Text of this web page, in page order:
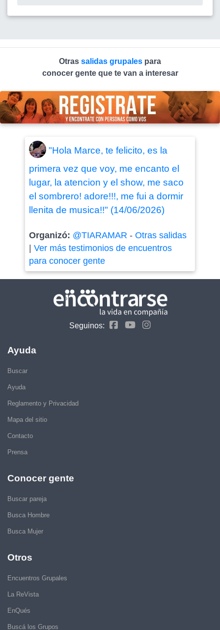
Otras salidas grupales para
conocer gente que te van a interesar
"Hola Marce, te felicito, es la
primera vez que voy, me encanto el
lugar, la atencion y el show, me saco
el sombrero! adore!!!, me fui a dormir
llenita de musica!!" (14/06/2026)
Organizó: @TIARAMAR - Otras salidas
| Ver más testimonios de encuentros
para conocer gente
Seguinos:
Ayuda
Buscar
Ayuda
Reglamento y Privacidad
Mapa del sitio
Contacto
Prensa
Conocer gente
Buscar pareja
Busca Hombre
Busca Mujer
Otros
Encuentros Grupales
La ReVista
EnQués
Buscá los Grupos